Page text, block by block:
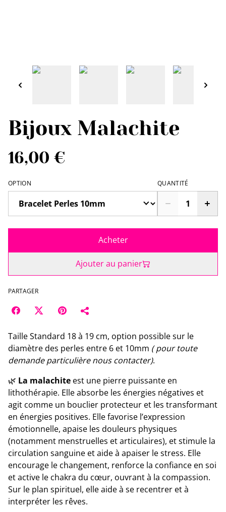
Bijoux Malachite
16,00 €
OPTION QUANTITÉ
Acheter
Ajouter au panier
PARTAGER
Taille Standard 18 à 19 cm, option possible sur le
diamètre des perles entre 6 et 10mm ( pour toute
demande particulière nous contacter).
🌿 La malachite est une pierre puissante en
lithothérapie. Elle absorbe les énergies négatives et
agit comme un bouclier protecteur et les transformant
en énergies positives. Elle favorise l’expression
émotionnelle, apaise les douleurs physiques
(notamment menstruelles et articulaires), et stimule la
circulation sanguine et aide à apaiser le stress. Elle
encourage le changement, renforce la confiance en soi
et active le chakra du cœur, ouvrant à la compassion.
Sur le plan spirituel, elle aide à se recentrer et à
interpréter les rêves.